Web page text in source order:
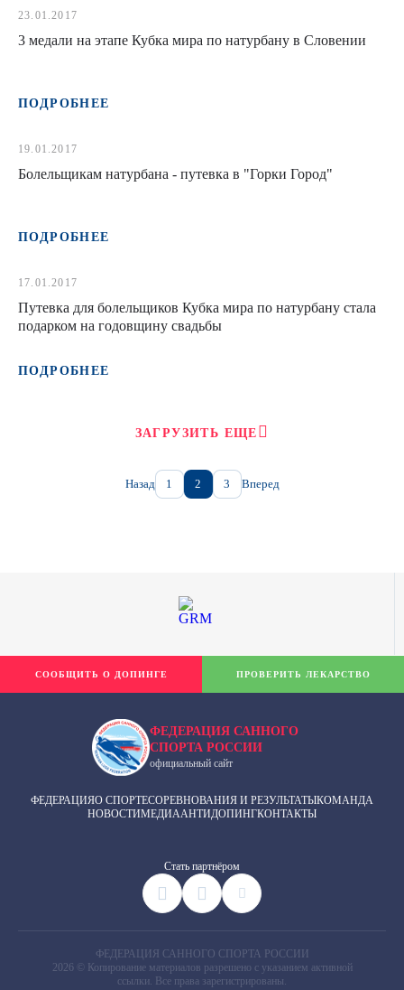
23.01.2017
3 медали на этапе Кубка мира по натурбану в Словении
ПОДРОБНЕЕ
19.01.2017
Болельщикам натурбана - путевка в "Горки Город"
ПОДРОБНЕЕ
17.01.2017
Путевка для болельщиков Кубка мира по натурбану стала
подарком на годовщину свадьбы
ПОДРОБНЕЕ
ЗАГРУЗИТЬ ЕЩЕ
Назад 1 2 3 Вперед
ФЕДЕРАЦИЯ САННОГО
СПОРТА РОССИИ
официальный сайт
ФЕДЕРАЦИЯО СПОРТЕСОРЕВНОВАНИЯ И РЕЗУЛЬТАТЫКОМАНДА
НОВОСТИМЕДИААНТИДОПИНГКОНТАКТЫ
Cтать партнёром
СООБЩИТЬ О ДОПИНГЕ ПРОВЕРИТЬ ЛЕКАРСТВО
ФЕДЕРАЦИЯ САННОГО СПОРТА РОССИИ
2026 © Копирование материалов разрешено с указанием активной
ссылки. Все права зарегистрированы.